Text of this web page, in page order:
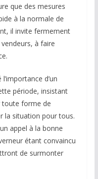
que des mesures
à la normale de
il invite fermement
à faire
d’un
période, insistant
toute forme de
la situation pour tous.
appel à la bonne
étant convaincu
de surmonter